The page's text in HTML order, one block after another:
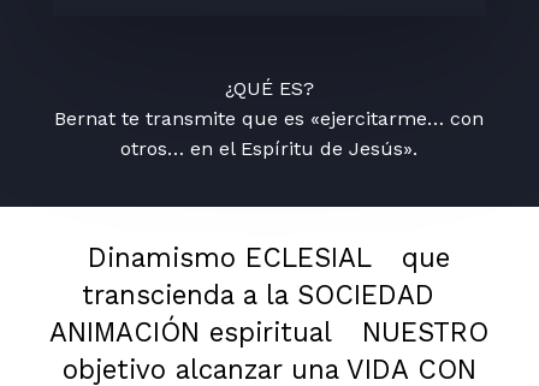
¿QUÉ ES?
Bernat te transmite que es «ejercitarme… con
otros… en el Espíritu de Jesús».
Dinamismo ECLESIAL
que
transcienda a la SOCIEDAD
ANIMACIÓN espiritual
NUESTRO
objetivo alcanzar una VIDA CON